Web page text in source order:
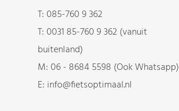
T:085-760 9 362
T:0031 85-760 9 362 (vanuit
buitenland)
M:06 - 8684 5598 (Ook Whatsapp)
E: info@fietsoptimaal.nl